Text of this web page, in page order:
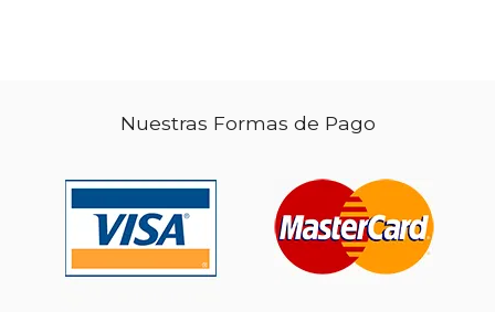
Nuestras Formas de Pago